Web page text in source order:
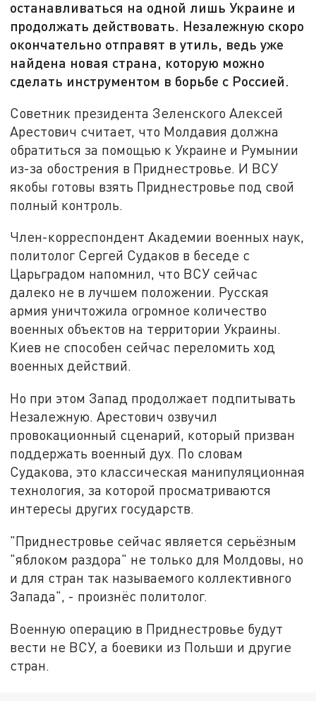
останавливаться на одной лишь Украине и
продолжать действовать. Незалежную скоро
окончательно отправят в утиль, ведь уже
найдена новая страна, которую можно
сделать инструментом в борьбе с Россией.
Советник президента Зеленского Алексей
Арестович считает, что Молдавия должна
обратиться за помощью к Украине и Румынии
из-за обострения в Приднестровье. И ВСУ
якобы готовы взять Приднестровье под свой
полный контроль.
Член-корреспондент Академии военных наук,
политолог Сергей Судаков в беседе с
Царьградом напомнил, что ВСУ сейчас
далеко не в лучшем положении. Русская
армия уничтожила огромное количество
военных объектов на территории Украины.
Киев не способен сейчас переломить ход
военных действий.
Но при этом Запад продолжает подпитывать
Незалежную. Арестович озвучил
провокационный сценарий, который призван
поддержать военный дух. По словам
Судакова, это классическая манипуляционная
технология, за которой просматриваются
интересы других государств.
"Приднестровье сейчас является серьёзным
"яблоком раздора" не только для Молдовы, но
и для стран так называемого коллективного
Запада", - произнёс политолог.
Военную операцию в Приднестровье будут
вести не ВСУ, а боевики из Польши и другие
стран.